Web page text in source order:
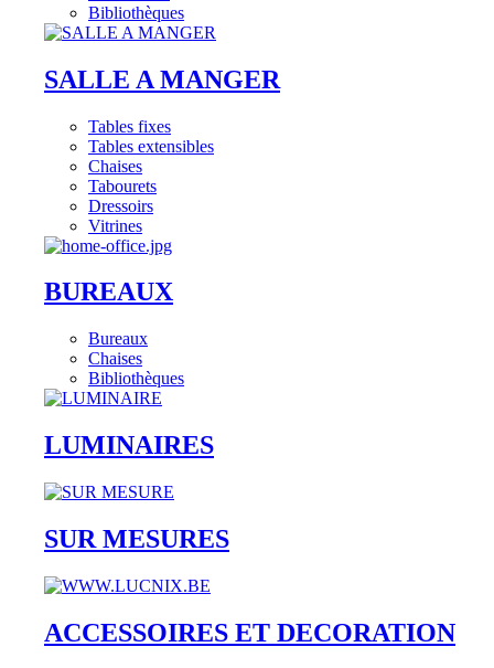
Bibliothèques
SALLE A MANGER
Tables fixes
Tables extensibles
Chaises
Tabourets
Dressoirs
Vitrines
BUREAUX
Bureaux
Chaises
Bibliothèques
LUMINAIRES
SUR MESURES
ACCESSOIRES ET DECORATION